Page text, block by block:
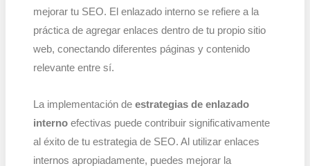
mejorar tu SEO. El enlazado interno se refiere a la
práctica de agregar enlaces dentro de tu propio sitio
web, conectando diferentes páginas y contenido
relevante entre sí.
La implementación de estrategias de enlazado
internoefectivas puede contribuir significativamente
al éxito de tu estrategia de SEO. Al utilizar enlaces
internos apropiadamente, puedes mejorar la